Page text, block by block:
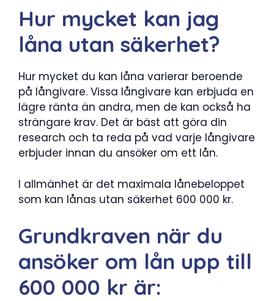
Hur mycket kan jag
låna utan säkerhet?
Hur mycket du kan låna varierar beroende
på långivare. Vissa långivare kan erbjuda en
lägre ränta än andra, men de kan också ha
strängare krav. Det är bäst att göra din
research och ta reda på vad varje långivare
erbjuder innan du ansöker om ett lån.
I allmänhet är det maximala lånebeloppet
som kan lånas utan säkerhet 600 000 kr.
Grundkraven när du
ansöker om lån upp till
600 000 kr är: